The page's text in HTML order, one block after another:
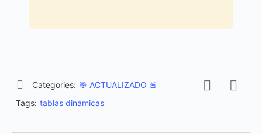
Categories: 🎯 ACTUALIZADO 🚨
Tags: tablas dinámicas